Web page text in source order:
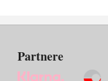
Partnere